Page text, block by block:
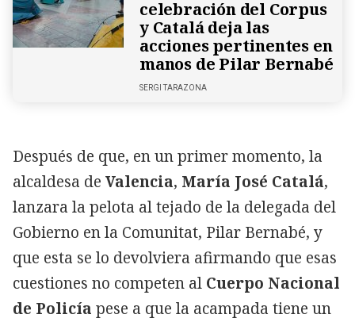
celebración del Corpus
y Catalá deja las
acciones pertinentes en
manos de Pilar Bernabé
SERGI TARAZONA
Después de que, en un primer momento, la
alcaldesa de Valencia, María José Catalá,
lanzara la pelota al tejado de la delegada del
Gobierno en la Comunitat, Pilar Bernabé, y
que esta se lo devolviera afirmando que esas
cuestiones no competen al Cuerpo Nacional
de Policía pese a que la acampada tiene un